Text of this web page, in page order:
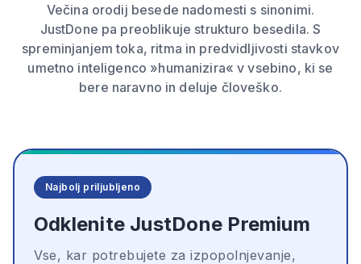
Večina orodij besede nadomesti s sinonimi.
JustDone pa preoblikuje strukturo besedila. S
spreminjanjem toka, ritma in predvidljivosti stavkov
umetno inteligenco »humanizira« v vsebino, ki se
bere naravno in deluje človeško.
Najbolj priljubljeno
Odklenite JustDone Premium
Vse, kar potrebujete za izpopolnjevanje,